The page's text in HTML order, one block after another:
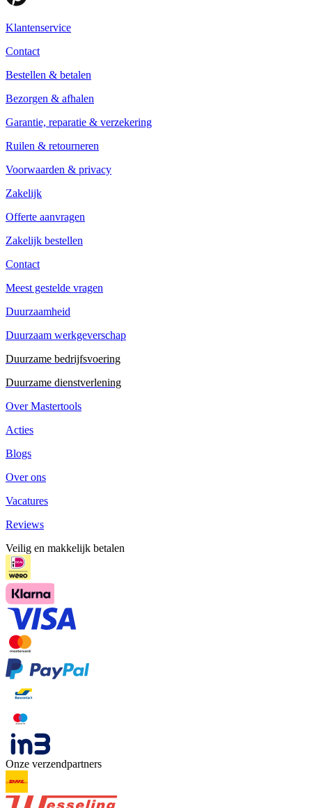
Klantenservice
Contact
Bestellen & betalen
Bezorgen & afhalen
Garantie, reparatie & verzekering
Ruilen & retourneren
Voorwaarden & privacy
Zakelijk
Offerte aanvragen
Zakelijk bestellen
Contact
Meest gestelde vragen
Duurzaamheid
Duurzaam werkgeverschap
Duurzame bedrijfsvoering
Duurzame dienstverlening
Over Mastertools
Acties
Blogs
Over ons
Vacatures
Reviews
Veilig en makkelijk betalen
Onze verzendpartners